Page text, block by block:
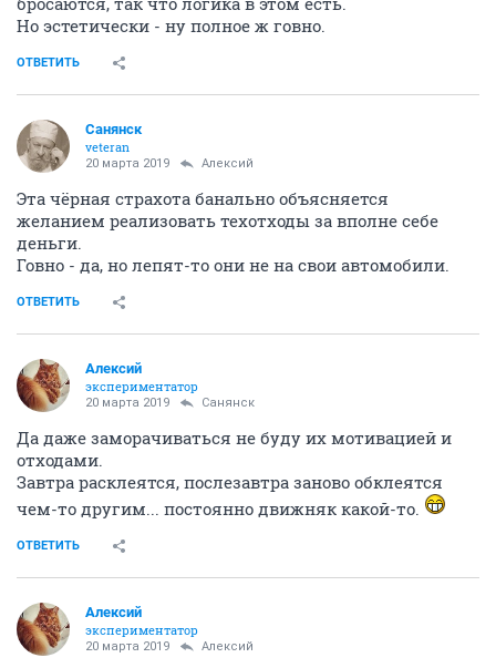
Но эстетически - ну полное ж говно.
ОТВЕТИТЬ
Санянск
veteran
20 марта 2019 Алексий
Эта чёрная страхота банально объясняется
желанием реализовать техотходы за вполне себе
деньги.
Говно - да, но лепят-то они не на свои автомобили.
ОТВЕТИТЬ
Алексий
экспериментатор
20 марта 2019 Санянск
Да даже заморачиваться не буду их мотивацией и
отходами.
Завтра расклеятся, послезавтра заново обклеятся
чем-то другим... постоянно движняк какой-то.
ОТВЕТИТЬ
Алексий
экспериментатор
20 марта 2019 Алексий